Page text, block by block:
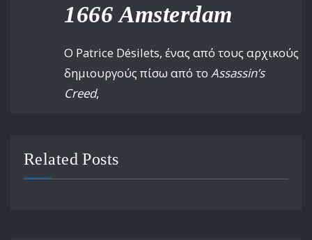
1666 Amsterdam
Ο Patrice Désilets, ένας από τους αρχικούς
δημιουργούς πίσω από τοAssassin’s
Creed,
Related Posts